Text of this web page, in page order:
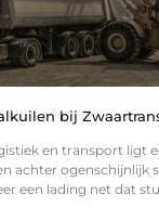
bij
en transport ligt
achter ogenschijnlijk
een lading net dat